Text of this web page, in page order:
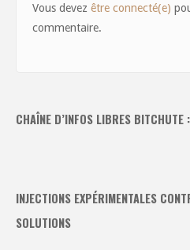
Vous devezêtre connecté(e)
commentaire.
CHAÎNE D’INFOS LIBRES BITCHUTE :
INJECTIONS EXPÉRIMENTALES
SOLUTIONS